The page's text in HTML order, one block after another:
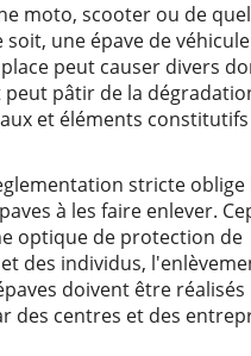
moto, scooter ou de
une épave de véhicule
peut causer divers
pâtir de la
et éléments
stricte oblige
à les faire enlever.
optique de protection de
des individus,
doivent être réalisés
des centres et des